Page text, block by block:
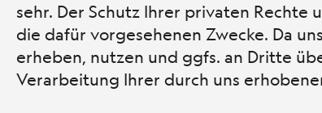
sehr. Der Schutz Ihrer privaten Rechte
die dafür vorgesehenen Zwecke. Da
erheben, nutzen und ggfs. an Dritte
Verarbeitung Ihrer durch uns